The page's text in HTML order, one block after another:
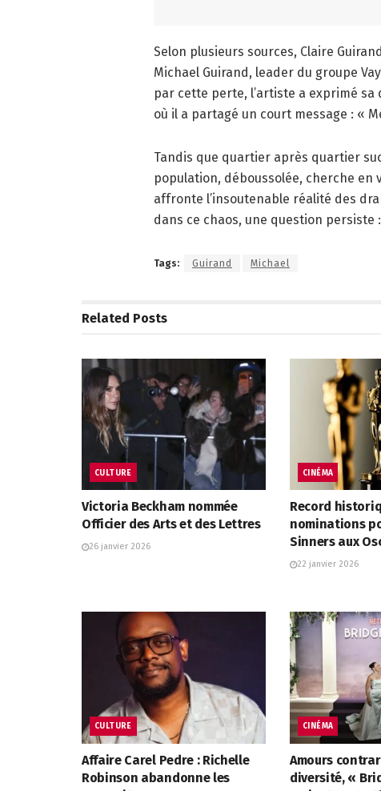
Selon plusieurs sources, Claire
Michael Guirand, leader du groupe
par cette perte, l’artiste a exprimé
où il a partagé un court message : «
Tandis que quartier après quartier
population, déboussolée, cherche en
affronte l’insoutenable réalité des
dans ce chaos, une question
Tags: Guirand Michael
Related Posts
CULTURE
Victoria Beckham nommée
Officier des Arts et des Lettres
26 janvier 2026
CINÉMA
Record
nominations
Sinners aux
22 janvier 2026
CULTURE
Affaire Carel Pedre : Richelle
Robinson abandonne les
CINÉMA
Amours
diversité, «